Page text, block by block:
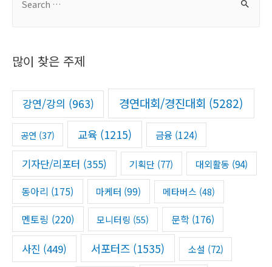
c
f
:
많이 찾은 주제
강연/강의 (963) 경연대회/경진대회 (5282)
공연 (37) 교육(1215) 금융(124)
기자단/리포터 (355) 기획단 (77) 대외활동 (94)
동아리 (175) 마케터 (99) 메타버스 (48)
멘토링 (220) 모니터링 (55) 문학(176)
사진 (449) 서포터즈 (1535) 소설 (72)